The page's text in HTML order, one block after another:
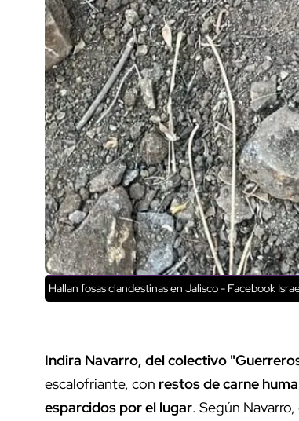
Hallan fosas clandestinas en Jalisco - Facebook
Indira Navarro, del colectivo
escalofriante, con restos de carne
esparcidos por el lugar. Según